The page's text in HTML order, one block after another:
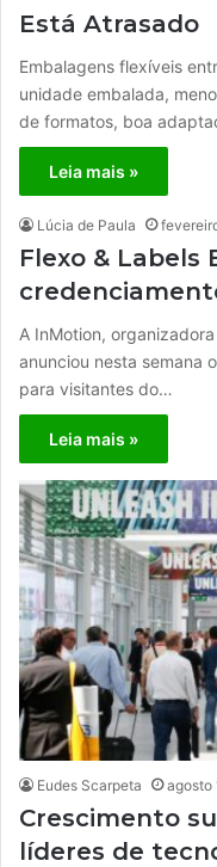
Está Atrasado
Embalagens flexíveis
unidade embalada,
de formatos, boa
Leia mais »
Lúcia de Paula
Flexo & Labels
A InMotion,
anunciou nesta semana
para visitantes do…
Leia mais »
Eudes Scarpeta agosto
Crescimento
líderes de